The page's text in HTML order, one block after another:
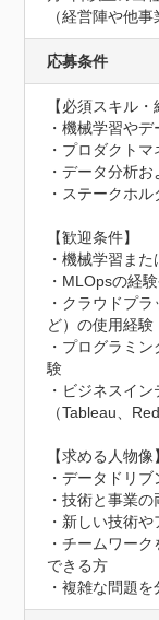
（経営陣や他
応募条件
【必須スキル・
・機械学習や
・プロダクト
・データ分析
・ステークホ
【歓迎条件】
・機械学習ま
・MLOpsの経
・クラウドプ
ど）の使用経験
・プログラミ
験
・ビジネスイ
（Tableau、
【求める人物像
・データドリ
・技術と事業
・新しい技術
・チームワー
できる方
・複雑な問題